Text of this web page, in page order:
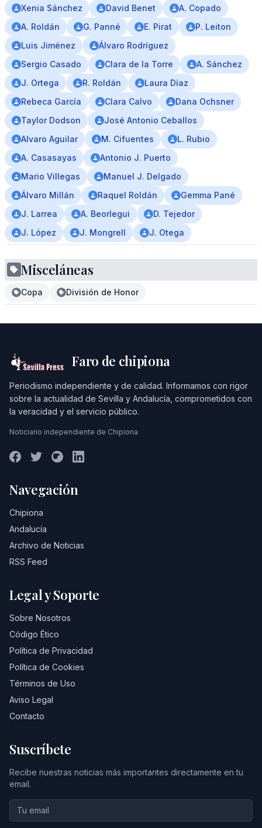
Xenia Sánchez
David Benet
A. Copado
A. Roldán
G. Panné E. Pirat
P. Leiton
Luis Jiménez
Álvaro Rodríguez
Sergio Casado
Clara de la Torre
A. Sánchez
J. Ortega
R. Roldán
Laura Díaz
Rebeca García
Clara Calvo
Dana Ochsner
Taylor Dodson
José Antonio Ceballos
Alvaro Aguilar
M. Cifuentes
L. Rubio
A. Casasayas
Antonio J. Puerto
Mario Villegas
Manuel J. Delgado
Álvaro Millán
Raquel Roldán
Gemma Pané
J. Larrea
A. Beorlegui
D. Tejedor
J. López
J. Mongrell J. Otega
Misceláneas
Copa División de Honor
Faro de chipiona
Periodismo independiente y de calidad. Informamos con rigor
sobre la actualidad de Sevilla y Andalucía, comprometidos con
la veracidad y el servicio público.
Noticiario independiente de Chipiona
Navegación
Chipiona
Andalucía
Archivo de Noticias
RSS Feed
Legal y Soporte
Sobre Nosotros
Código Ético
Política de Privacidad
Política de Cookies
Términos de Uso
Aviso Legal
Contacto
Suscríbete
Recibe nuestras noticias más importantes directamente en tu
email.